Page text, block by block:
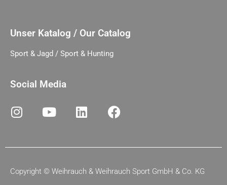
Unser Katalog / Our Catalog
Sport & Jagd / Sport & Hunting
Social Media
Copyright © Weihrauch & Weihrauch Sport GmbH & Co. KG